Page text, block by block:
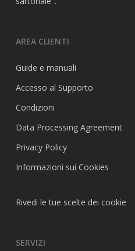
AREA CLIENTI
Guide e manuali
Accesso al Supporto
Condizioni
Data Processing Agreement
Privacy Policy
Informazioni sui Cookies
Rivedi le tue scelte dei cookie
SERVIZI